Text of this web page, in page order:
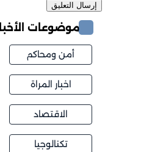
موضوعات الأخبار
أمن ومحاكم
اخبار المراة
الاقتصاد
تكنالوجيا